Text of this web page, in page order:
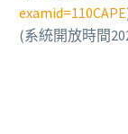
examid=110CAPE
(系統開放時間